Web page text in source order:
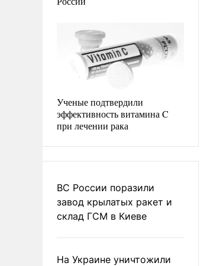
Ученые подтвердили
эффективность витамина C
при лечении рака
ВС России поразили
завод крылатых ракет и
склад ГСМ в Киеве
На Украине уничтожили